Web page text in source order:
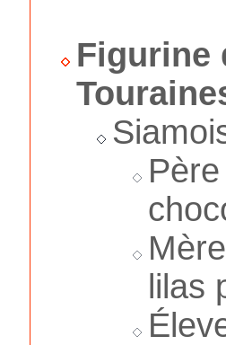
Figurine
lilas